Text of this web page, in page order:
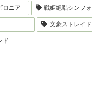
ロニア 戦姫絶唱シンフ
文豪ストレイ
ド